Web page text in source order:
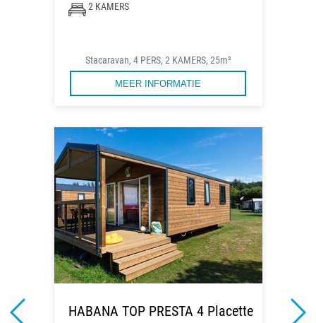
2 KAMERS
Stacaravan, 4 PERS, 2 KAMERS, 25m²
MEER INFORMATIE
HABANA TOP PRESTA 4 Placette